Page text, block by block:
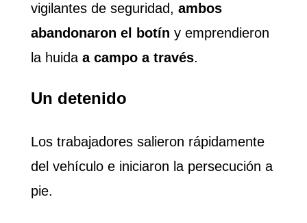
vigilantes de seguridad, ambos
abandonaron el botín y emprendieron
la huida a campo a través.
Un detenido
Los trabajadores salieron rápidamente
del vehículo e iniciaron la persecución a
pie.